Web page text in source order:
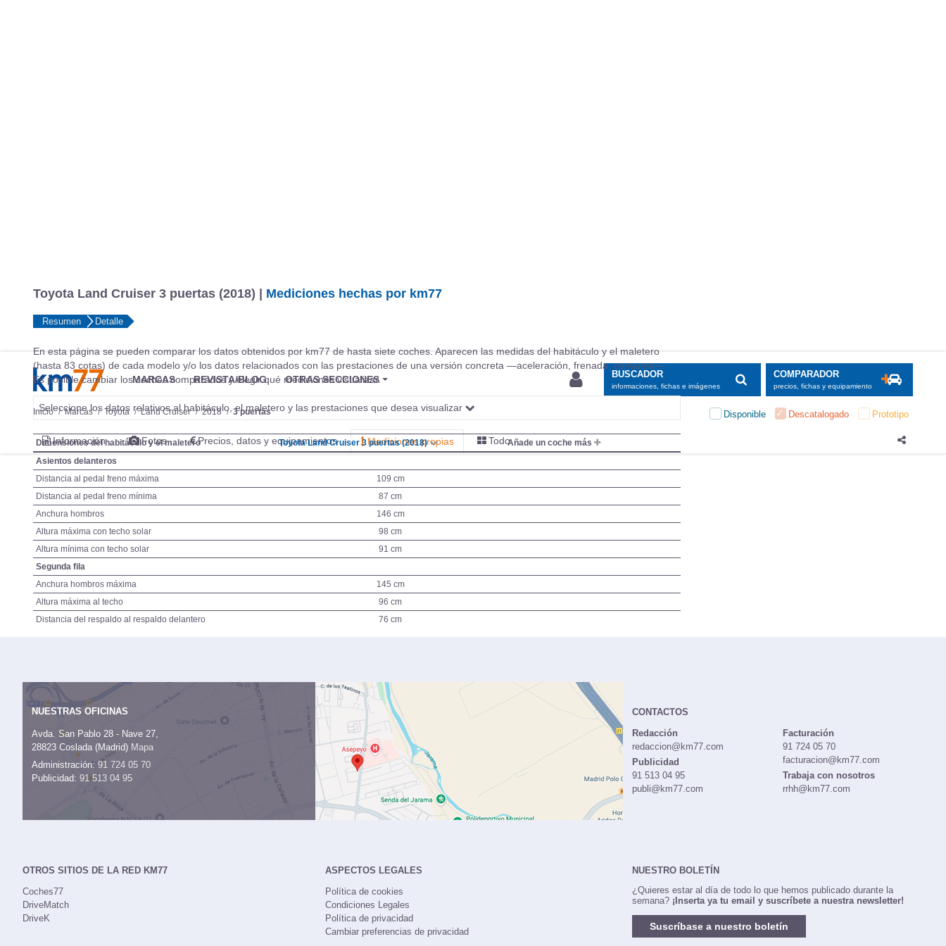
MARCAS REVISTA/BLOG OTRAS SECCIONES BUSCADOR
informaciones, fichas e imágenes
COMPARADOR
precios, fichas y equipamiento
Inicio Marcas Toyota Land Cruiser 2018 3 puertas Disponible Descatalogado Prototipo
Información Fotos Precios, datos y equipamientos Mediciones propias Todo
Toyota Land Cruiser 3 puertas (2018) | Mediciones hechas por km77
Resumen Detalle
En esta página se pueden comparar los datos obtenidos por km77 de hasta siete coches. Aparecen las medidas del habitáculo y el maletero
(hasta 83 cotas) de cada modelo y/o los datos relacionados con las prestaciones de una versión concreta —aceleración, frenada, consumo—.
Es posible cambiar los coches comparados y elegir qué mediciones visualizar.
Seleccione los datos relativos al habitáculo, el maletero y las prestaciones que desea visualizar
Dimensiones del habitáculo y el maletero Toyota Land Cruiser 3 puertas (2018)
Añade un coche más
Asientos delanteros
Distancia al pedal freno máxima
109 cm
Distancia al pedal freno mínima
87 cm
Anchura hombros
146 cm
Altura máxima con techo solar
98 cm
Altura mínima con techo solar
91 cm
Segunda fila
Anchura hombros máxima
145 cm
Altura máxima al techo
96 cm
Distancia del respaldo al respaldo delantero
76 cm
NUESTRAS OFICINAS
Avda. San Pablo 28 - Nave 27,
28823 Coslada (Madrid) Mapa
Administración:91 724 05 70
Publicidad: 91 513 04 95
CONTACTOS
Redacción
redaccion@km77.com
Publicidad
91 513 04 95
publi@km77.com
Facturación
91 724 05 70
facturacion@km77.com
Trabaja con nosotros
rrhh@km77.com
OTROS SITIOS DE LA RED KM77
Coches77
DriveMatch
DriveK
ASPECTOS LEGALES
Política de cookies
Condiciones Legales
Política de privacidad
Cambiar preferencias de privacidad
NUESTRO BOLETÍN
¿Quieres estar al día de todo lo que hemos publicado durante la
semana? ¡Inserta ya tu email y suscríbete a nuestra newsletter!
Suscríbase a nuestro boletín